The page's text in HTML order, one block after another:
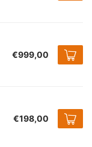
€999,00
€198,00